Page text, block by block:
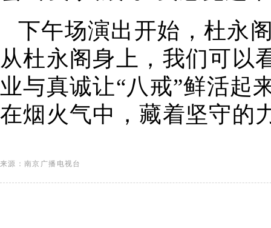
下午场演出开始，杜永
从杜永阁身上，我们可以
业与真诚让“八戒”鲜活起
在烟火气中，藏着坚守的
来源：南京广播电视台